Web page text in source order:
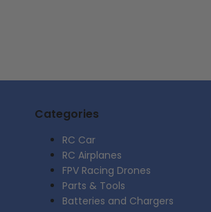
Categories
RC Car
RC Airplanes
FPV Racing Drones
Parts & Tools
Batteries and Chargers